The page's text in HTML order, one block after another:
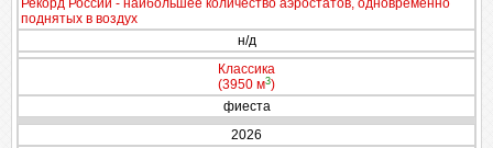
Рекорд России - наибольшее количество аэростатов, одновременно
поднятых в воздух
н/д
Классика
(3950 м3)
фиеста
2026